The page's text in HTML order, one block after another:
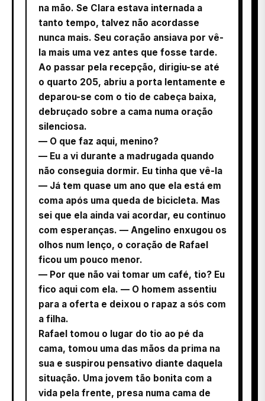
na mão. Se Clara estava internada a
tanto tempo, talvez não acordasse
nunca mais. Seu coração ansiava por vê-
la mais uma vez antes que fosse tarde.
Ao passar pela recepção, dirigiu-se até
o quarto 205, abriu a porta lentamente e
deparou-se com o tio de cabeça baixa,
debruçado sobre a cama numa oração
silenciosa.
— O que faz aqui, menino?
— Eu a vi durante a madrugada quando
não conseguia dormir. Eu tinha que vê-la
— Já tem quase um ano que ela está em
coma após uma queda de bicicleta. Mas
sei que ela ainda vai acordar, eu continuo
com esperanças. — Angelino enxugou os
olhos num lenço, o coração de Rafael
ficou um pouco menor.
— Por que não vai tomar um café, tio? Eu
fico aqui com ela. — O homem assentiu
para a oferta e deixou o rapaz a sós com
a filha.
Rafael tomou o lugar do tio ao pé da
cama, tomou uma das mãos da prima na
sua e suspirou pensativo diante daquela
situação. Uma jovem tão bonita com a
vida pela frente, presa numa cama de